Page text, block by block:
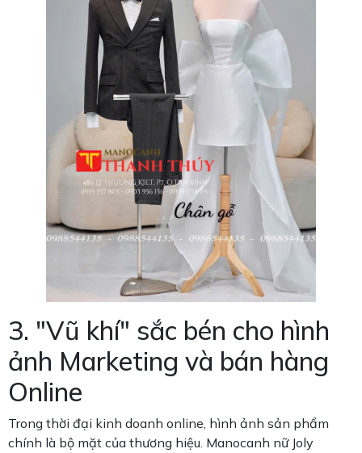
3. "Vũ khí" sắc bén cho hình
ảnh Marketing và bán hàng
Online
Trong thời đại kinh doanh online, hình ảnh sản phẩm
chính là bộ mặt của thương hiệu. Manocanh nữ Joly